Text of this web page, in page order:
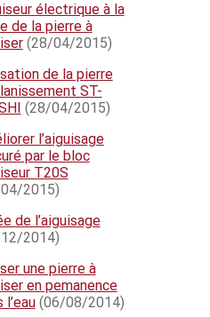
électrique à la
de la pierre à
(28/04/2015)
de la pierre
ST-
(28/04/2015)
l’aiguisage
par le bloc
T20S
2015)
de l’aiguisage
2014)
une pierre à
en pemanence
l’eau(06/08/2014)